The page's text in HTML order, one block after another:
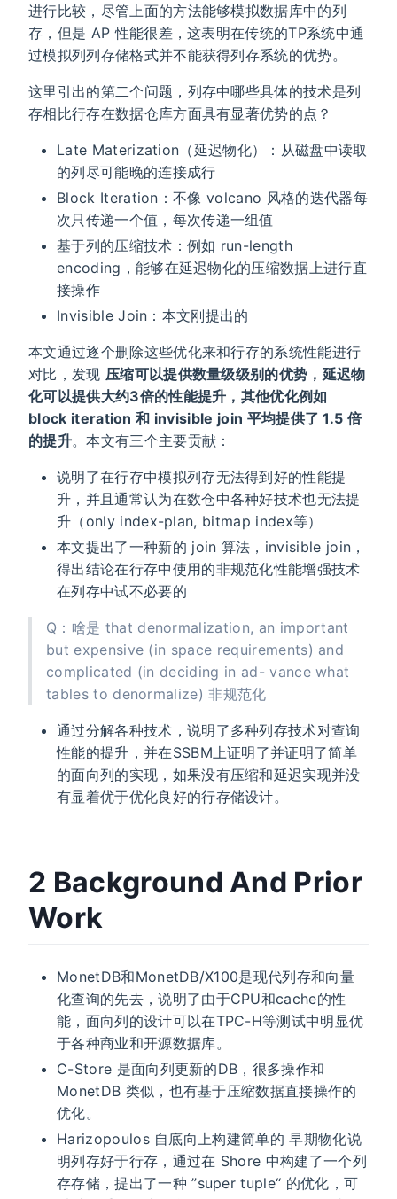
进行比较，尽管上面的方法能够模拟数据库中的列
存，但是 AP 性能很差，这表明在传统的TP系统中通
过模拟列列存储格式并不能获得列存系统的优势。
这里引出的第二个问题，列存中哪些具体的技术是列
存相比行存在数据仓库方面具有显著优势的点？
Late Materization（延迟物化）：从磁盘中读取
的列尽可能晚的连接成行
Block Iteration：不像 volcano 风格的迭代器每
次只传递一个值，每次传递一组值
基于列的压缩技术：例如 run-length
encoding，能够在延迟物化的压缩数据上进行直
接操作
Invisible Join：本文刚提出的
本文通过逐个删除这些优化来和行存的系统性能进行
对比，发现 压缩可以提供数量级级别的优势，延迟物
化可以提供大约3倍的性能提升，其他优化例如
block iteration 和 invisible join 平均提供了 1.5 倍
的提升。本文有三个主要贡献：
说明了在行存中模拟列存无法得到好的性能提
升，并且通常认为在数仓中各种好技术也无法提
升（only index-plan, bitmap index等）
本文提出了一种新的 join 算法，invisible join，
得出结论在行存中使用的非规范化性能增强技术
在列存中试不必要的
Q：啥是 that denormalization, an important
but expensive (in space requirements) and
complicated (in deciding in ad- vance what
tables to denormalize) 非规范化
通过分解各种技术，说明了多种列存技术对查询
性能的提升，并在SSBM上证明了并证明了简单
的面向列的实现，如果没有压缩和延迟实现并没
有显着优于优化良好的行存储设计。
2 Background And Prior
Work
MonetDB和MonetDB/X100是现代列存和向量
化查询的先去，说明了由于CPU和cache的性
能，面向列的设计可以在TPC-H等测试中明显优
于各种商业和开源数据库。
C-Store 是面向列更新的DB，很多操作和
MonetDB 类似，也有基于压缩数据直接操作的
优化。
Harizopoulos 自底向上构建简单的 早期物化说
明列存好于行存，通过在 Shore 中构建了一个列
存存储，提出了一种 ”super tuple“ 的优化，可